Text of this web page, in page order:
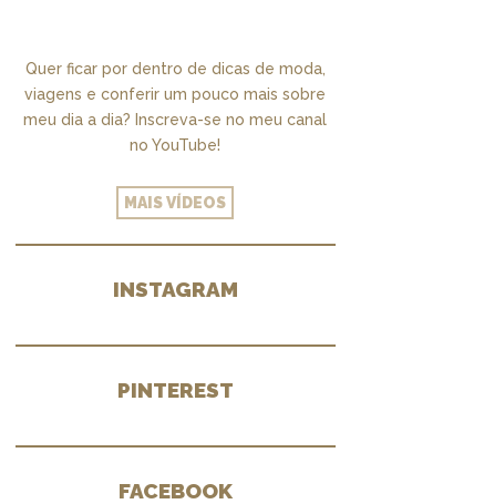
Quer ficar por dentro de dicas de moda,
viagens e conferir um pouco mais sobre
meu dia a dia? Inscreva-se no meu canal
no YouTube!
MAIS VÍDEOS
INSTAGRAM
PINTEREST
FACEBOOK